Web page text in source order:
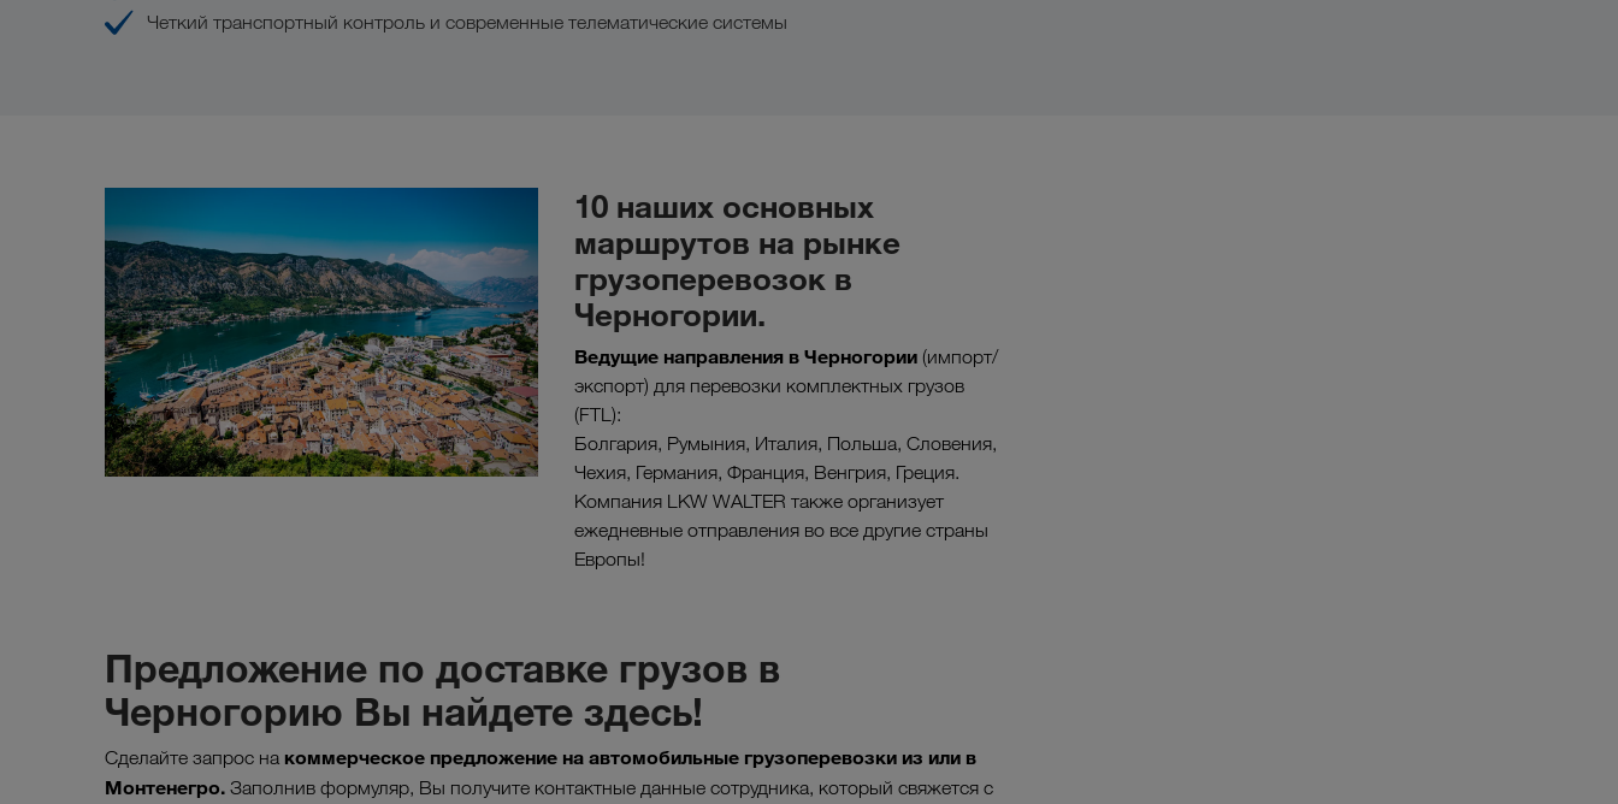
Четкий транспортный контроль и современные телематические системы
10 наших основных
маршрутов на рынке
грузоперевозок в
Черногории.
Ведущие направления в Черногории (импорт/
экспорт) для перевозки комплектных грузов
(FTL):
Болгария, Румыния, Италия, Польша, Словения,
Чехия, Германия, Франция, Венгрия, Греция.
Компания LKW WALTER также организует
ежедневные отправления во все другие страны
Европы!
Предложение по доставке грузов в
Черногорию Вы найдете здесь!
Сделайте запрос на коммерческое предложение на автомобильные грузоперевозки из или в
Монтенегро. Заполнив формуляр, Вы получите контактные данные сотрудника, который свяжется с